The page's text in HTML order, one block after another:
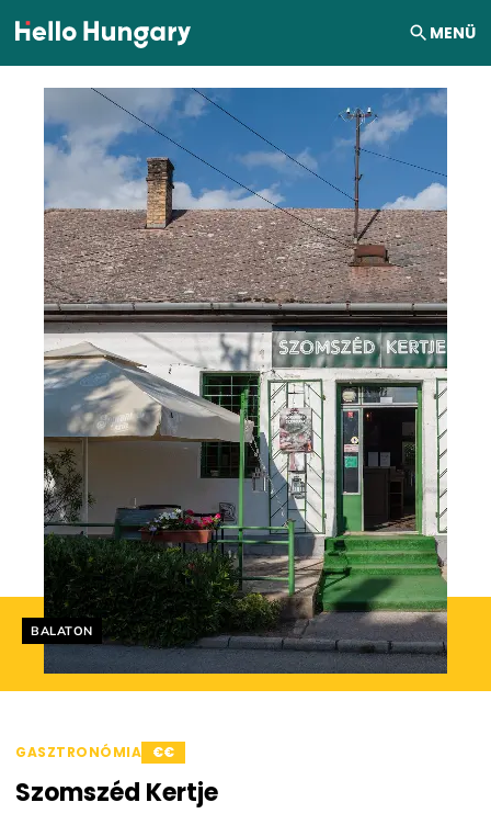
Ugrás a tartalomhoz MENÜ
Helyszín címkék:
BALATON
GASZTRONÓMIA €€
Szomszéd Kertje